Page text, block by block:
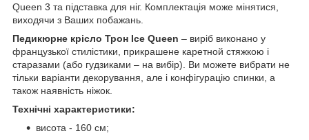
Queen 3 та підставка для ніг. Комплектація може мінятися,
виходячи з Ваших побажань.
Педикюрне крісло Трон Ice Queen – виріб виконано у
французької стилістики, прикрашене каретной стяжкою і
старазами (або гудзиками – на вибір). Ви можете вибрати не
тільки варіанти декорування, але і конфігурацію спинки, а
також наявність ніжок.
Технічні характеристики:
висота - 160 см;